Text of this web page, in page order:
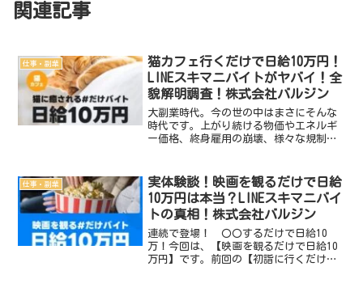
関連記事
仕事・副業
猫カフェ行くだけで日給10万円！
LINEスキマニバイトがヤバイ！全
貌解明調査！株式会社バルジン
大副業時代。今の世の中はまさにそんな
時代です。上がり続ける物価やエネルギ
ー価格、終身雇用の崩壊、様々な規制緩
で仕事をするというスタイルが定着して
おります。そんななか...
仕事・副業
実体験談！映画を観るだけで日給
10万円は本当？LINEスキマニバイ
トの真相！株式会社バルジン
連続で登場！ 〇〇するだけで日給10
万！今回は、【映画を観るだけで日給10
万円】です。前回の【初詣に行くだけで